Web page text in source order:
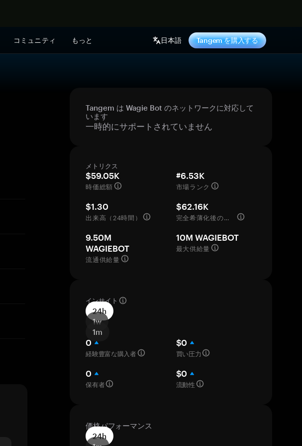
コミュニティ もっと 日本語 Tangem を購入する
Tangem は Wagie Bot のネットワークに対応して
います
一時的にサポートされていません
メトリクス
$59.05K
時価総額
#6.53K
市場ランク
$1.30
出来高（24時間）
$62.16K
完全希薄化後の評価額
9.50M
WAGIEBOT
流通供給量
10M WAGIEBOT
最大供給量
インサイト
24h
1w
1m
0
経験豊富な購入者
$0
買い圧力
0
保有者
$0
流動性
価格パフォーマンス
24h